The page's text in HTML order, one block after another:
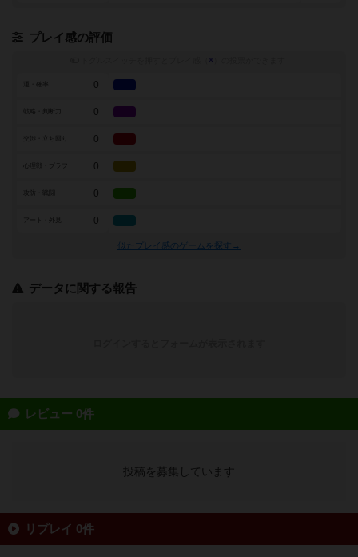
プレイ感の評価
※
0
戦略・判断力 0
0
0
0
アート・外見 0
似たプレイ感のゲームを探す→
データに関する報告
レビュー 0件
投稿を募集しています
リプレイ 0件